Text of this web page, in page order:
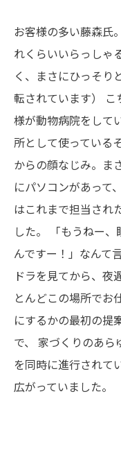
お客様の多い藤森氏
れくらいいらっしゃ
く、まさにひっそり
転されています）
こ
様が動物病院をして
所として使っている
からの顔なじみ。ま
にパソコンがあって
はこれまで担当され
した。
「もうねー
んですー！」なんて
ドラを見てから、夜
とんどこの場所でお
にするかの最初の提
で、 家づくりのあら
を同時に進行されて
広がっていました。